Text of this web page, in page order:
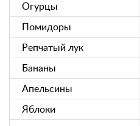
Огурцы
Помидоры
Репчатый лук
Бананы
Апельсины
Яблоки